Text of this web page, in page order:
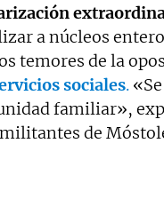
a núcleos
temores de la
sociales.
familiar»,
de